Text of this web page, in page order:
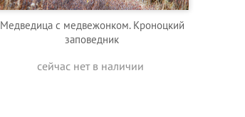
Медведица с медвежонком. Кроноцкий
заповедник
сейчас нет в наличии